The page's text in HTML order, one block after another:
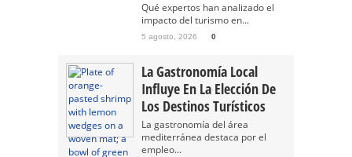
Qué expertos han analizado el
impacto del turismo en...
5 agosto, 2026 0
La Gastronomía Local
Influye En La Elección De
Los Destinos Turísticos
La gastronomía del área
mediterránea destaca por el
empleo...